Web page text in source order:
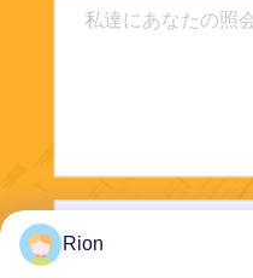
Rion